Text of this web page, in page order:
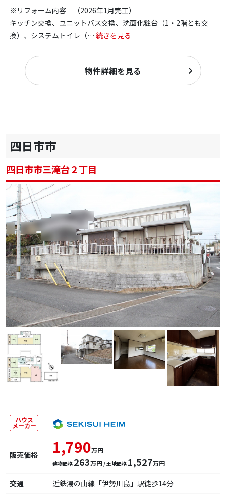
※リフォーム内容 （2026年1月完工）
キッチン交換、ユニットバス交換、洗面化粧台（1・2階とも交
換）、システムトイレ（… 続きを見る
物件詳細を見る
四日市市
四日市市三滝台２丁目
ハウス
メーカー
販売価格 1,790万円
建物価格 263万円/ 土地価格 1,527万円
交通
近鉄湯の山線「伊勢川島」駅徒歩14分